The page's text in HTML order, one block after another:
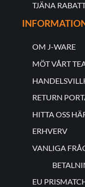
TJÄNA
OM J-WARE
MÖT VÅRT
RETURN
HITTA OSS
ERHVERV
VANLIGA
EU